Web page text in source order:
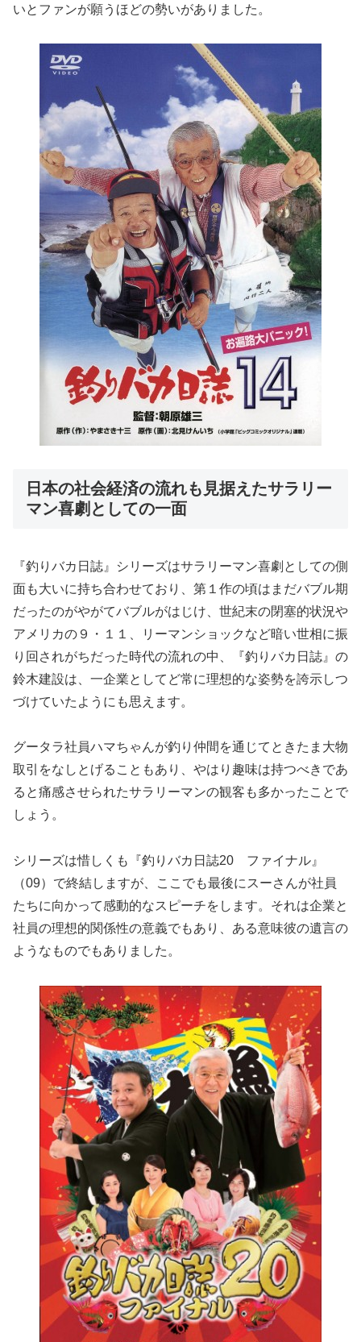
いとファンが願うほどの勢いがありました。
日本の社会経済の流れも見据えたサラリー
マン喜劇としての一面
『釣りバカ日誌』シリーズはサラリーマン喜劇としての側
面も大いに持ち合わせており、第１作の頃はまだバブル期
だったのがやがてバブルがはじけ、世紀末の閉塞的状況や
アメリカの９・１１、リーマンショックなど暗い世相に振
り回されがちだった時代の流れの中、『釣りバカ日誌』の
鈴木建設は、一企業としてど常に理想的な姿勢を誇示しつ
づけていたようにも思えます。
グータラ社員ハマちゃんが釣り仲間を通じてときたま大物
取引をなしとげることもあり、やはり趣味は持つべきであ
ると痛感させられたサラリーマンの観客も多かったことで
しょう。
シリーズは惜しくも『釣りバカ日誌20 ファイナル』
（09）で終結しますが、ここでも最後にスーさんが社員
たちに向かって感動的なスピーチをします。それは企業と
社員の理想的関係性の意義でもあり、ある意味彼の遺言の
ようなものでもありました。